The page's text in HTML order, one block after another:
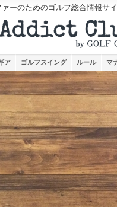
ーのためのゴルフ総合情報サ
ア ゴルフスイング ルール マ